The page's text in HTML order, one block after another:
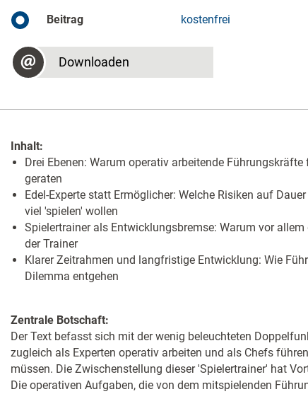
Beitrag kostenfrei
Downloaden
Inhalt:
Drei Ebenen: Warum operativ arbeitende
geraten
Edel-Experte statt ­Ermöglicher: Welche ­Risiken auf
viel 'spielen' wollen
Spielertrainer als ­Entwicklungsbremse: Warum vor
der Trainer
Klarer Zeitrahmen und langfristige Entwicklung: Wie
Dilemma entgehen
Zentrale Botschaft:
Der Text befasst sich mit der wenig beleuchteten
zugleich als Experten operativ arbeiten und als Chefs
müssen. Die Zwischenstellung dieser 'Spielertrainer' hat
Die operativen Aufgaben, die von dem mitspielenden